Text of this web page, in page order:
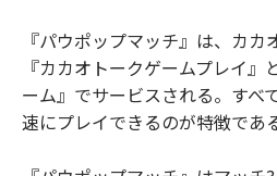
『パウポップマッチ』は、カ
『カカオトークゲームプレイ
ーム』でサービスされる。すべ
速にプレイできるのが特徴であ